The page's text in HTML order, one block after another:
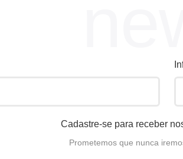
Cadastre-se para receber
Prometemos que nunca